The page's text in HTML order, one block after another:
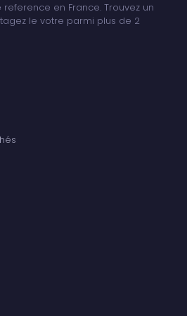
en France. Trouvez un
le votre parmi plus de 2